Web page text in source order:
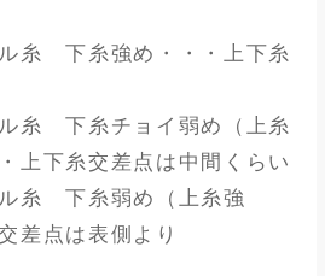
ル糸 下糸強め・・・上下糸
ル糸 下糸チョイ弱め（上糸
上下糸交差点は中間くらい
ル糸 下糸弱め（上糸強
差点は表側より